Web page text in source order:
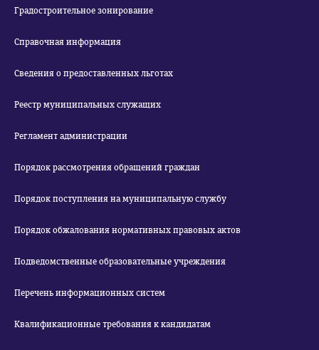
Градостроительное зонирование
Справочная информация
Сведения о предоставленных льготах
Реестр муниципальных служащих
Регламент администрации
Порядок рассмотрения обращений граждан
Порядок поступления на муниципальную службу
Порядок обжалования нормативных правовых актов
Подведомственные образовательные учреждения
Перечень информационных систем
Квалификационные требования к кандидатам